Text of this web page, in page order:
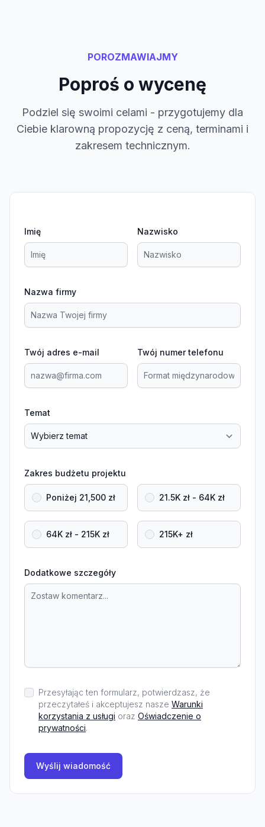
POROZMAWIAJMY
Poproś o wycenę
Podziel się swoimi celami - przygotujemy dla
Ciebie klarowną propozycję z ceną, terminami i
zakresem technicznym.
Imię Nazwisko
Nazwa firmy
Twój adres e-mail Twój numer telefonu
Temat
Zakres budżetu projektu
Poniżej 21,500 zł 21.5K zł - 64K zł
64K zł - 215K zł 215K+ zł
Dodatkowe szczegóły
Przesyłając ten formularz, potwierdzasz, że
przeczytałeś i akceptujesz nasze Warunki
korzystania z usługi oraz Oświadczenie o
prywatności.
Wyślij wiadomość